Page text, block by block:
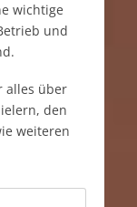
wichtige
und
alles über
den
weiteren